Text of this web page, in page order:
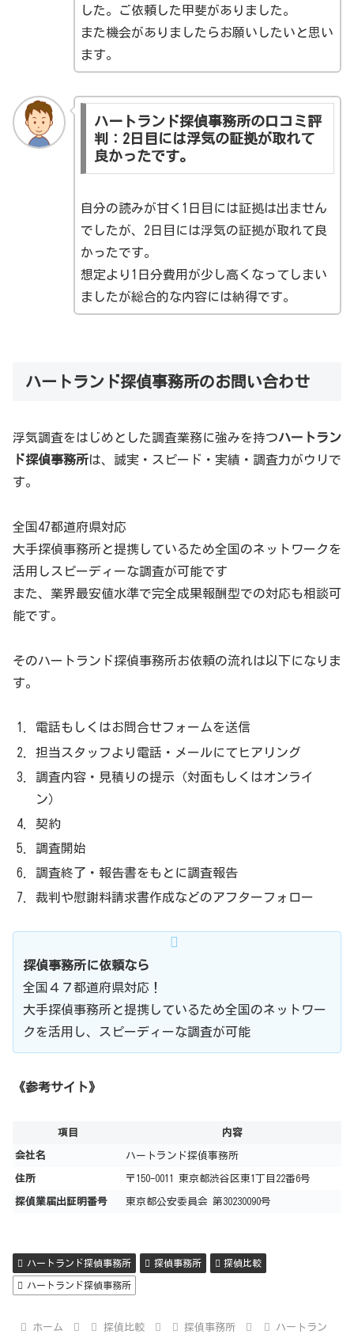
した。ご依頼した甲斐がありました。
また機会がありましたらお願いしたいと思い
ます。
ハートランド探偵事務所の口コミ評
判：2日目には浮気の証拠が取れて
良かったです。
自分の読みが甘く1日目には証拠は出ません
でしたが、2日目には浮気の証拠が取れて良
かったです。
想定より1日分費用が少し高くなってしまい
ましたが総合的な内容には納得です。
ハートランド探偵事務所について疑問・悩み・不安におい
てよくある質問・Q&Aを公式サイトから抜粋し紹介しま
よくある質問詳細はコチラ
ハートランド探偵事務所のお問い合わせ
浮気調査をはじめとした調査業務に強みを持つハートラン
ド探偵事務所は、誠実・スピード・実績・調査力がウリで
す。
全国47都道府県対応
大手探偵事務所と提携しているため全国のネットワークを
活用しスピーディーな調査が可能です
また、業界最安値水準で完全成果報酬型での対応も相談可
能です。
そのハートランド探偵事務所お依頼の流れは以下になりま
す。
電話もしくはお問合せフォームを送信
担当スタッフより電話・メールにてヒアリング
調査内容・見積りの提示（対面もしくはオンライ
ン）
契約
調査開始
調査終了・報告書をもとに調査報告
裁判や慰謝料請求書作成などのアフターフォロー
探偵事務所に依頼なら
全国４７都道府県対応！
大手探偵事務所と提携しているため全国のネットワー
クを活用し、スピーディーな調査が可能
《参考サイト》
項目 内容
会社名 ハートランド探偵事務所
住所 〒150-0011 東京都渋谷区東1丁目22番6号
探偵業届出証明番号 東京都公安委員会 第30230090号
ハートランド探偵事務所 探偵事務所 探偵比較
ハートランド探偵事務所
ホーム 探偵比較 探偵事務所 ハートラン